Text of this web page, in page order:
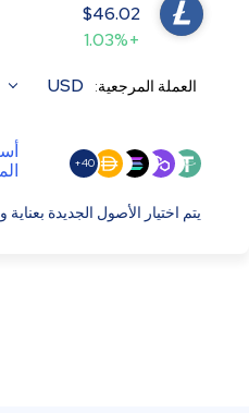
$46.02
+1.03%
العملة المرجعية: USD
40+
يتم اختيار الأصول الجديدة